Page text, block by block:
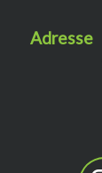
Adresse